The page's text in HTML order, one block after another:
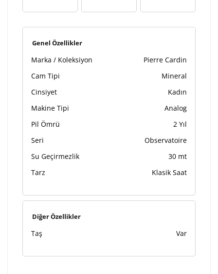
sebebi ile 1-2 iş günü uzamaktadır. Gravür İşlemi
tamamlandıktan sonra siparişiniz kargoya verilecektir.
Kişiselleştirilmiş
ürünlerde
Genel Özellikler
Marka / Koleksiyon
Pierre Cardin
Cam Tipi
Mineral
Cinsiyet
Kadın
Makine Tipi
Analog
Pil Ömrü
2 Yıl
Seri
Observatoire
Su Geçirmezlik
30 mt
Tarz
Klasik Saat
Diğer Özellikler
Taş Var